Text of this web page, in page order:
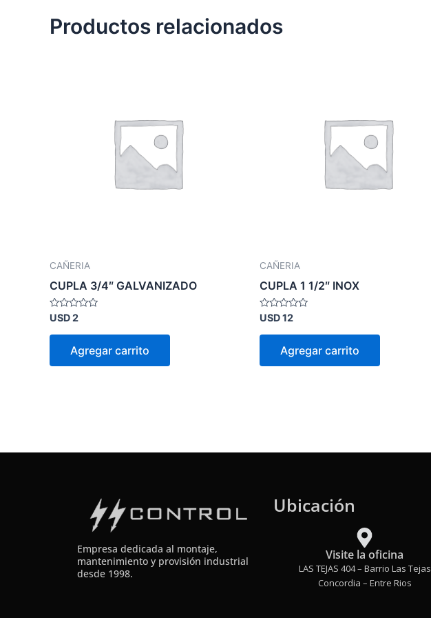
Productos relacionados
CAÑERIA
CUPLA 3/4″ GALVANIZADO
Valorado
0
USD2
Agregar carrito
CAÑERIA
CUPLA 1 1/2″ INOX
Valorado
0
USD12
Agregar carrito
Empresa dedicada al montaje,
mantenimiento y provisión industrial
desde 1998.
Ubicación
Visite la oficina
LAS TEJAS 404 – Barrio Las Tejas
Concordia – Entre Rios